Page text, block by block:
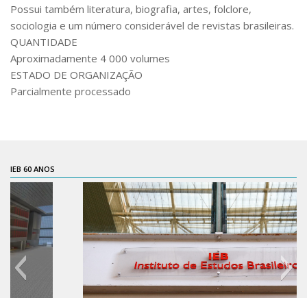
Exposições
científico
Movimentos Estudantis
Dedalus
Tutoriais
Coleção de Artes Visuais
Sobre
Possui também literatura, biografia, artes, folclore,
sociologia e um número considerável de revistas brasileiras.
QUANTIDADE
Aproximadamente 4 000 volumes
ESTADO DE ORGANIZAÇÃO
Parcialmente processado
IEB 60 ANOS